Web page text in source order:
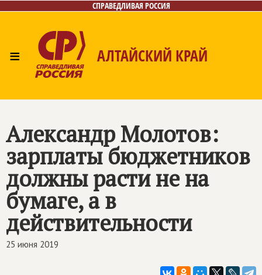
СПРАВЕДЛИВАЯ РОССИЯ
≡ АЛТАЙСКИЙ КРАЙ
Контакты
Александр Молотов:
зарплаты бюджетников
должны расти не на
бумаге, а в
действительности
25 июня 2019